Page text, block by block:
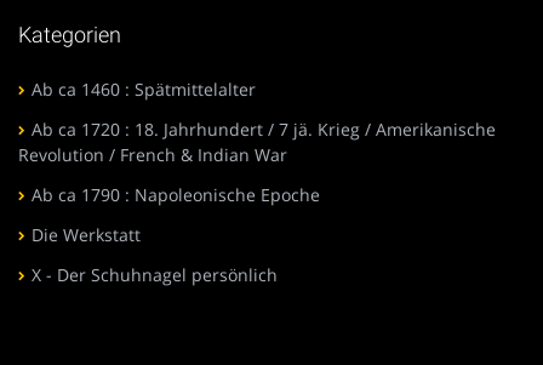
Kategorien
Ab ca 1460 : Spätmittelalter
Ab ca 1720 : 18. Jahrhundert / 7 jä. Krieg / Amerikanische
Revolution / French & Indian War
Ab ca 1790 : Napoleonische Epoche
Die Werkstatt
X - Der Schuhnagel persönlich